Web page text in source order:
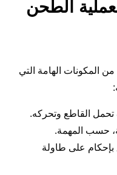
الطحن
المكونات الهامة التي
تحمل القاطع وتحركه.
حسب المهمة.
بإحكام على طاولة